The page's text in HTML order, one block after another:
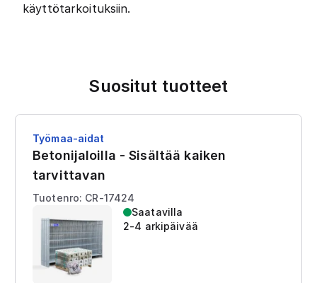
käyttötarkoituksiin.
Suositut tuotteet
Työmaa-aidat
Betonijaloilla - Sisältää kaiken
tarvittavan
Tuotenro: CR-17424
Saatavilla
2-4 arkipäivää